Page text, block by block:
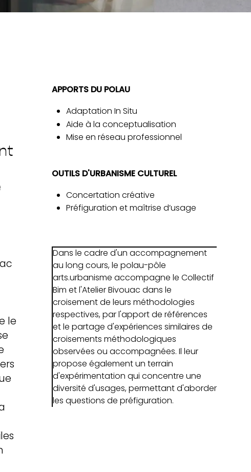
le
APPORTS DU POLAU
Adaptation In Situ
Aide à la conceptualisation
Mise en réseau professionnel
OUTILS D'URBANISME CULTUREL
Concertation créative
Préfiguration et maîtrise d’usage
Dans le cadre d'un accompagnement
au long cours, le polau-pôle
arts.urbanisme accompagne le Collectif
Bim et l'Atelier Bivouac dans le
croisement de leurs méthodologies
respectives, par l'apport de références
et le partage d'expériences similaires de
croisements méthodologiques
observées ou accompagnées. Il leur
propose également un terrain
d'expérimentation qui concentre une
diversité d'usages, permettant d'aborder
les questions de préfiguration.